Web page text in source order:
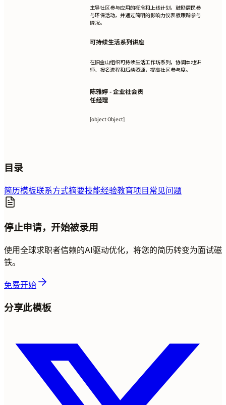
主导社区参与应用的概念和上线计划，鼓励居民参
与环保活动，并通过简明的影响力仪表板跟踪参与
情况。
可持续生活系列讲座
在旧金山组织可持续生活工作坊系列，协调本地讲
师、报名流程和后续资源，提高社区参与度。
陈雅婷 - 企业社会责
任经理
[object Object]
目录
简历模板联系方式摘要技能经验教育项目常见问题
停止申请，开始被录用
使用全球求职者信赖的AI驱动优化，将您的简历转变为面试磁
铁。
免费开始
分享此模板